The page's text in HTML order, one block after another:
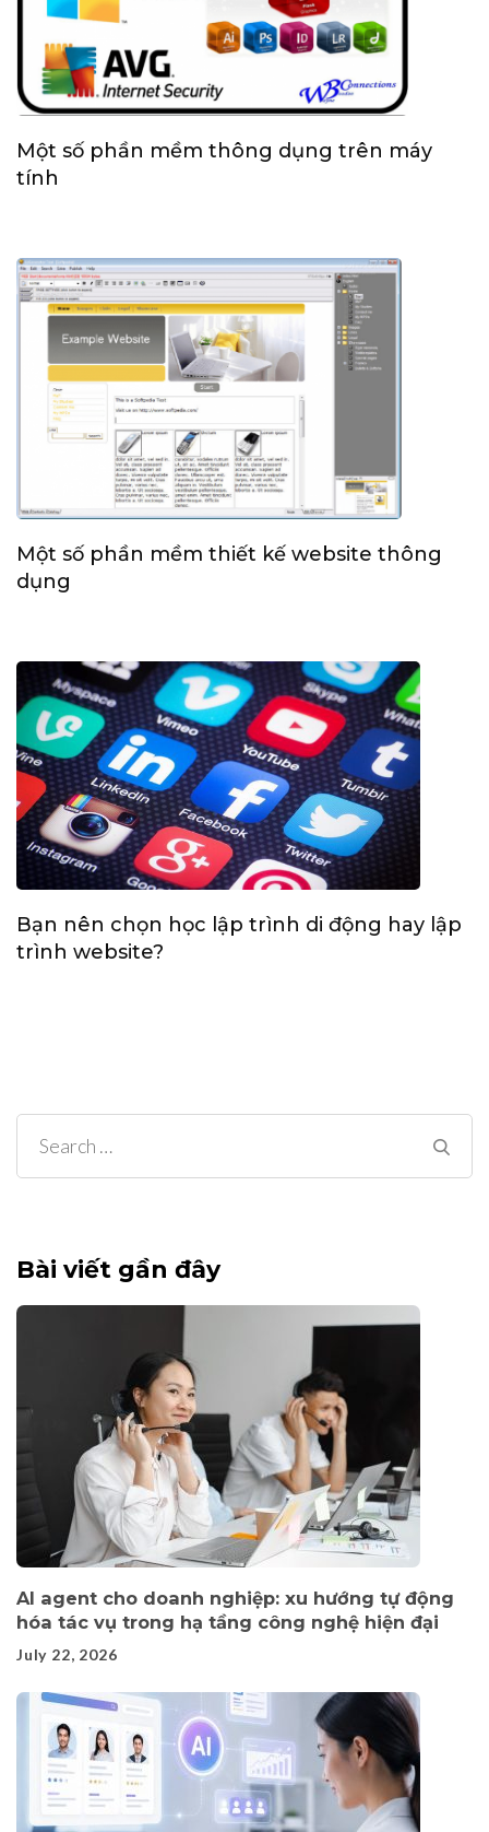
Một số phần mềm thông dụng trên máy
tính
Một số phần mềm thiết kế website thông
dụng
Bạn nên chọn học lập trình di động hay lập
trình website?
Search
for:
Bài viết gần đây
AI agent cho doanh nghiệp: xu hướng tự động
hóa tác vụ trong hạ tầng công nghệ hiện đại
July 22, 2026